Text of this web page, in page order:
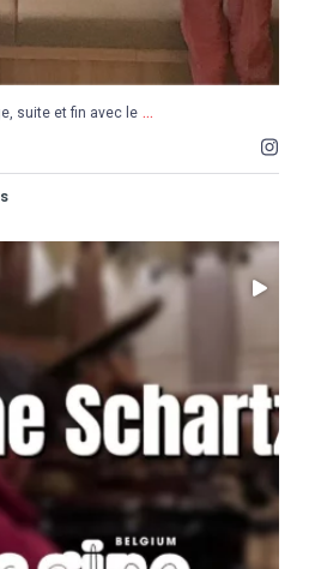
suite et fin avec le ...
10 jours pour sauter le pas :
5